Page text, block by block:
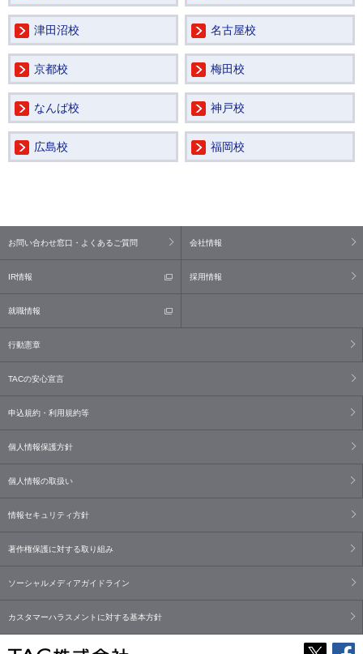
津田沼校 名古屋校
京都校 梅田校
なんば校 神戸校
広島校 福岡校
お問い合わせ窓口・よくあるご質問 会社情報
IR情報 採用情報
就職情報
行動憲章
TACの安心宣言
申込規約・利用規約等
個人情報保護方針
個人情報の取扱い
情報セキュリティ方針
著作権保護に対する取り組み
ソーシャルメディアガイドライン
カスタマーハラスメントに対する基本方針